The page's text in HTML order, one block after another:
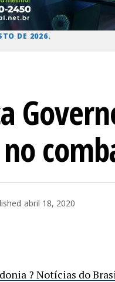
DE 2026.
abril 18, 2020
? Notícias do